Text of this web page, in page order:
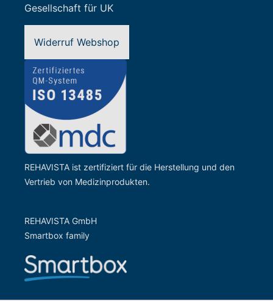
Gesellschaft für UK
Widerruf Webshop
REHAVISTA ist zertifiziert für die Herstellung und den
Vertrieb von Medizinprodukten.
REHAVISTA GmbH
Smartbox family